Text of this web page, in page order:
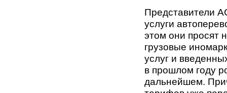
Представители
услуги
этом они просят
грузовые
услуг и
в прошлом году
дальнейшем.